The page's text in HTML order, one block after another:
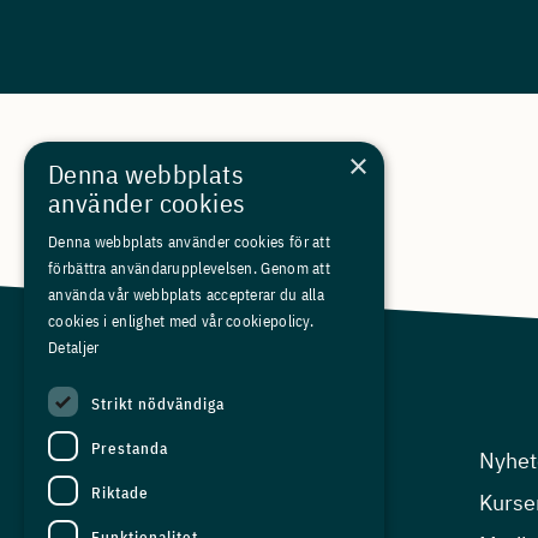
Arbetsgivarfrågor
Kompetensfrågor
×
Denna webbplats
använder cookies
Denna webbplats använder cookies för att
förbättra användarupplevelsen. Genom att
använda vår webbplats accepterar du alla
cookies i enlighet med vår cookiepolicy.
Detaljer
Strikt nödvändiga
Prestanda
Riktade